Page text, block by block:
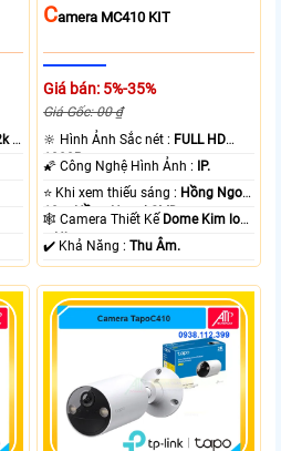
+
CAmera MC410 KIT
Giá bán: 5%-35%
Giá Gốc: 00 ₫
🔆 Hình Ảnh Sắc nét : FULL HD
1080P .
🌠 Công Nghệ Hình Ảnh :
IP.
⭐ Khi xem thiếu sáng : Hồng Ngoại
10m Hồng Ngoại SMD.
🕸️ Camera Thiết Kế Dome Kim loại
+ Nhựa.
️✔️ Khả Năng :Thu Âm.